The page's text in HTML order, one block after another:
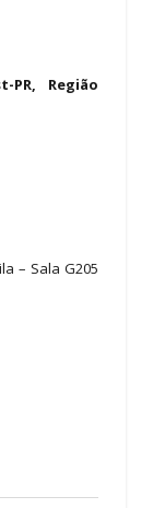
Região
– Sala G205